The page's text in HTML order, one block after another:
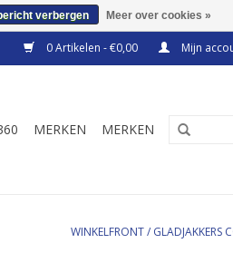
0 Artikelen - €0,00 Mijn
MERKEN MERKEN
WINKELFRONT/ GLADJAKKERS
verbergen Meer over cookies »